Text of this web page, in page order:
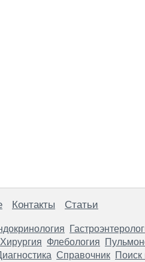
Контакты Статьи
Хирургия Флебология
Справочник Поиск